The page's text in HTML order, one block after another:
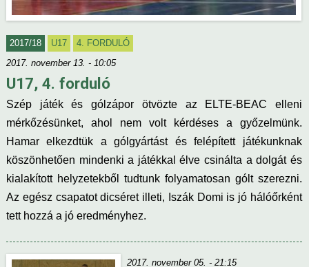
2017/18 U17
4. FORDULÓ
2017. november 13. - 10:05
U17, 4. forduló
Szép játék és gólzápor ötvözte az ELTE-BEAC elleni
mérkőzésünket, ahol nem volt kérdéses a győzelmünk.
Hamar elkezdtük a gólgyártást és felépített játékunknak
köszönhetően mindenki a játékkal élve csinálta a dolgát és
kialakított helyzetekből tudtunk folyamatosan gólt szerezni.
Az egész csapatot dicséret illeti, Iszák Domi is jó hálóőrként
tett hozzá a jó eredményhez.
2017. november 05. - 21:15